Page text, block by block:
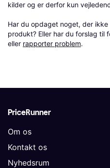
kilder og er derfor kun
Har du opdaget noget, der
produkt? Eller har du forslag til
eller rapporter problem.
PriceRunner
Om os
Kontakt os
Nyhedsrum